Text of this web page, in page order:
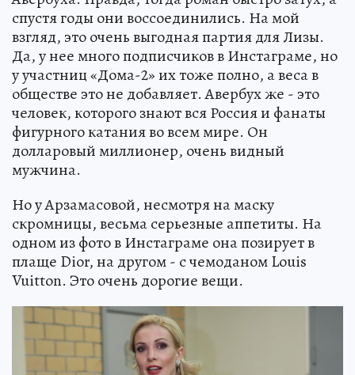
спустя годы они воссоединились. На мой
взгляд, это очень выгодная партия для Лизы.
Да, у нее много подписчиков в Инстаграме, но
у участниц «Дома-2» их тоже полно, а веса в
обществе это не добавляет. Авербух же - это
человек, которого знают вся Россия и фанаты
фигурного катания во всем мире. Он
долларовый миллионер, очень видный
мужчина.
Но у Арзамасовой, несмотря на маску
скромницы, весьма серьезные аппетиты. На
одном из фото в Инстаграме она позирует в
плаще Dior, на другом - с чемоданом Louis
Vuitton. Это очень дорогие вещи.